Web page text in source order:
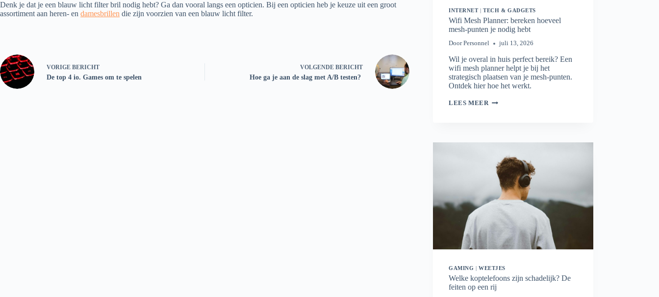
Denk je dat je een blauw licht filter bril nodig hebt? Ga dan vooral langs een opticien. Bij een opticien heb je keuze uit een groot
assortiment aan heren- en damesbrillen die zijn voorzien van een blauw licht filter.
VORIGE BERICHT
De top 4 io. Games om te spelen
VOLGENDE BERICHT
Hoe ga je aan de slag met A/B testen?
INTERNET|TECH & GADGETS
Wifi Mesh Planner: bereken hoeveel
mesh-punten je nodig hebt
Door Personnel juli 13, 2026
Wil je overal in huis perfect bereik? Een
wifi mesh planner helpt je bij het
strategisch plaatsen van je mesh-punten.
Ontdek hier hoe het werkt.
LEES MEER WIFI
NODIG
HEBT
GAMING |WEETJES
Welke koptelefoons zijn schadelijk? De
feiten op een rij